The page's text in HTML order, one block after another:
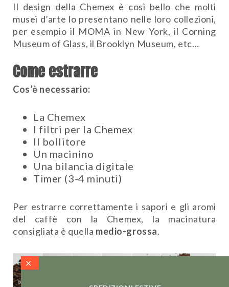
Il design della Chemex è così bello che molti
musei d’arte lo presentano nelle loro collezioni,
per esempio il MOMA in New York, il Corning
Museum of Glass, il Brooklyn Museum, etc…
Come estrarre
Cos’è necessario:
La Chemex
I filtri per la Chemex
Il bollitore
Un macinino
Una bilancia digitale
Timer (3-4 minuti)
Per estrarre correttamente i sapori e gli aromi
del caffè con la Chemex, la macinatura
consigliata è quella medio-grossa.